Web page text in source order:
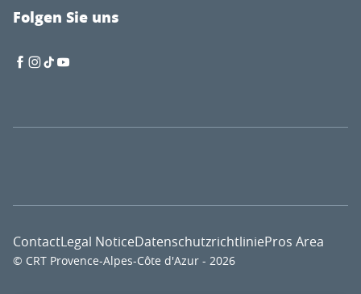
Folgen Sie uns
© CRT Provence-Alpes-Côte d'Azur - 2026
ContactLegal NoticeDatenschutzrichtliniePros Area